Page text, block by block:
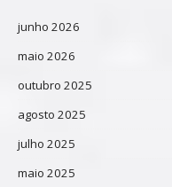
junho 2026
maio 2026
outubro 2025
agosto 2025
julho 2025
maio 2025